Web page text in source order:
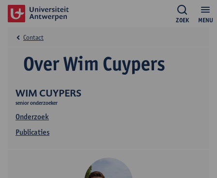
MENU
ZOEK
WIM CUYPERS
senior onderzoeker
Onderzoek
Publicaties
Over Wim Cuypers
Contact